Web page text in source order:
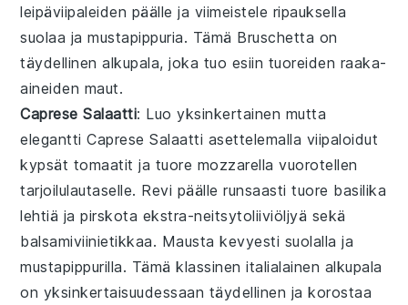
leipäviipaleiden päälle ja viimeistele ripauksella
suolaa jamustapippuria. Tämä Bruschetta on
täydellinen alkupala, joka tuo esiin tuoreiden raaka-
aineiden maut.
Caprese Salaatti: Luo yksinkertainen mutta
eleganttiCaprese Salaatti asettelemalla viipaloidut
kypsät tomaatit ja tuore mozzarella vuorotellen
tarjoilulautaselle. Revi päälle runsaastituore basilika
lehtiä ja pirskota ekstra-neitsytoliiviöljyä sekä
balsamiviinietikkaa. Mausta kevyesti suolalla ja
mustapippurilla. Tämä klassinen italialainen alkupala
on yksinkertaisuudessaan täydellinen ja korostaa